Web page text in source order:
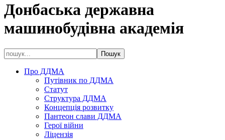
Донбаська державна
машинобудівна академія
Про ДДМА
Путівник по ДДМА
Статут
Структура ДДМА
Концепція розвитку
Пантеон слави ДДМА
Герої війни
Ліцензія